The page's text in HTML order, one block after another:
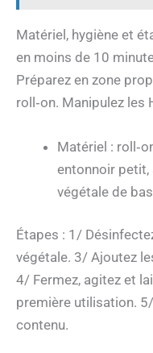
Matériel, hygiène et
en moins de 10
Préparez en zone
roll‑on. Manipulez les
Matériel :
entonnoir petit,
végétale de
Étapes : 1/
végétale. 3/ Ajoutez
4/ Fermez, agitez et
première utilisation.
contenu.